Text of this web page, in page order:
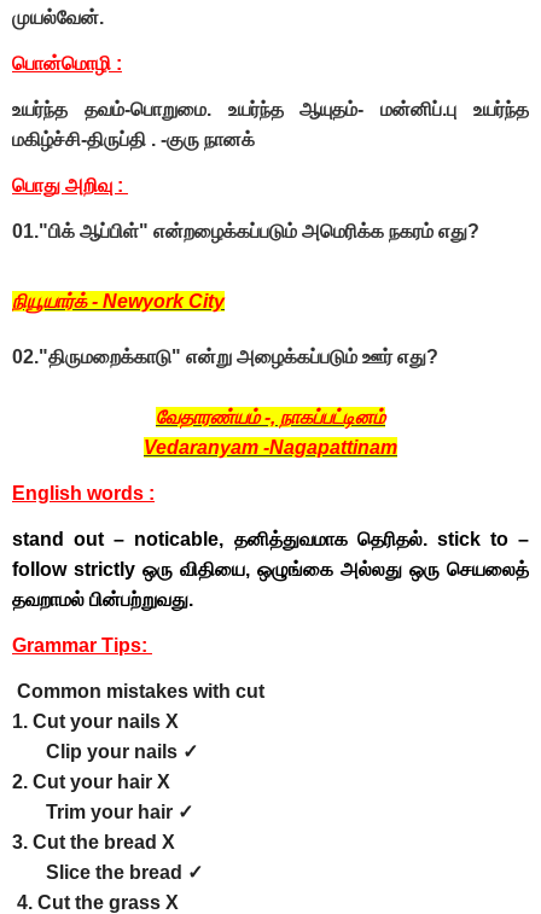
முயல்வேன்.
பொன்மொழி :
உயர்ந்த தவம்-பொறுமை. உயர்ந்த ஆயுதம்- மன்னிப்.பு உயர்ந்த
மகிழ்ச்சி-திருப்தி . -குரு நானக்
பொது அறிவு :
01."பிக் ஆப்பிள்" என்றழைக்கப்படும் அமெரிக்க நகரம் எது?
நியூயார்க் - Newyork City
02."திருமறைக்காடு" என்று அழைக்கப்படும் ஊர் எது?
வேதாரண்யம் -, நாகப்பட்டினம்
Vedaranyam -Nagapattinam
English words :
stand out – noticable, தனித்துவமாக தெரிதல். stick to –
follow strictly ஒரு விதியை, ஒழுங்கை அல்லது ஒரு செயலைத்
தவறாமல் பின்பற்றுவது.
Grammar Tips:
Common mistakes with cut
1. Cut your nails X
Clip your nails ✓
2. Cut your hair X
Trim your hair ✓
3. Cut the bread X
Slice the bread ✓
4. Cut the grass X